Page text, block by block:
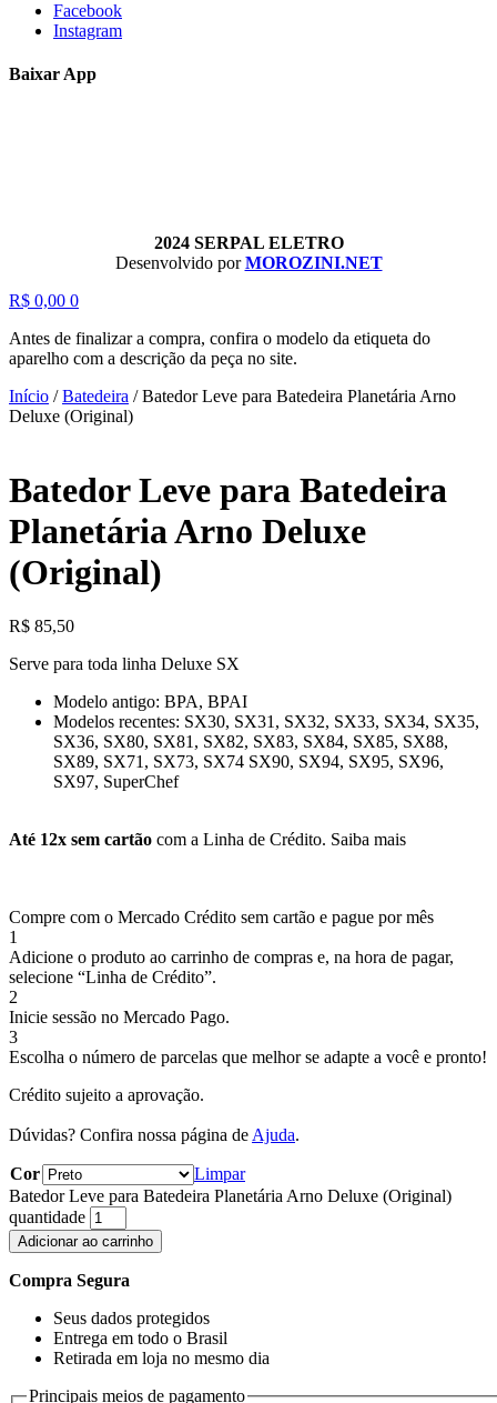
Facebook
Instagram
Baixar App
2024 SERPAL ELETRO
Desenvolvido porMOROZINI.NET
R$ 0,00 0
Antes de finalizar a compra, confira o modelo da etiqueta do
aparelho com a descrição da peça no site.
Início /Batedeira /Batedor Leve para Batedeira Planetária Arno
Deluxe (Original)
Batedor Leve para Batedeira
Planetária Arno Deluxe
(Original)
R$ 85,50
Serve para toda linha Deluxe SX
Modelo antigo: BPA, BPAI
Modelos recentes: SX30, SX31, SX32, SX33, SX34, SX35,
SX36, SX80, SX81, SX82, SX83, SX84, SX85, SX88,
SX89, SX71, SX73, SX74 SX90, SX94, SX95, SX96,
SX97, SuperChef
Até 12x sem cartão com a Linha de Crédito. Saiba mais
Compre com o Mercado Crédito sem cartão e pague por mês
1
Adicione o produto ao carrinho de compras e, na hora de pagar,
selecione “Linha de Crédito”.
2
Inicie sessão no Mercado Pago.
3
Escolha o número de parcelas que melhor se adapte a você e pronto!
Crédito sujeito a aprovação.
Dúvidas? Confira nossa página deAjuda.
Cor
Limpar
Batedor Leve para Batedeira Planetária Arno Deluxe (Original)
quantidade
Adicionar ao carrinho
Compra Segura
Seus dados protegidos
Entrega em todo o Brasil
Retirada em loja no mesmo dia
Principais meios de pagamento